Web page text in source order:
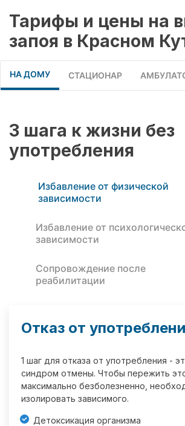
Тарифы и цены на
запоя в Красном
НА ДОМУ СТАЦИОНАР
3 шага к жизни без
употребления
Избавление от физической
зависимости
Избавление от
зависимости
Сопровождение после
реабилитации
Отказ от
1 шаг для отказа от употребления -
синдром отмены. Чтобы пережить
максимально безболезненно,
изолировать зависимого.
Детоксикация организма